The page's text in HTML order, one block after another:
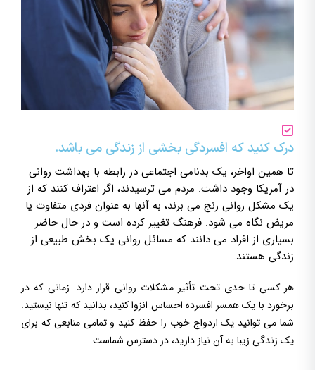
درک کنید که افسردگی بخشی از زندگی می باشد.
تا همین اواخر، یک بدنامی اجتماعی در رابطه با بهداشت روانی
در آمریکا وجود داشت. مردم می ترسیدند، اگر اعتراف کنند که از
یک مشکل روانی رنج می برند، به آنها به عنوان فردی متفاوت یا
مریض نگاه می شود. فرهنگ تغییر کرده است و در حال حاضر
بسیاری از افراد می دانند که مسائل روانی یک بخش طبیعی از
زندگی هستند.
هر کسی تا حدی تحت تأثیر مشکلات روانی قرار دارد. زمانی که در
برخورد با یک همسر افسرده احساس انزوا کنید، بدانید که تنها نیستید.
شما می توانید یک ازدواج خوب را حفظ کنید و تمامی منابعی که برای
یک زندگی زیبا به آن نیاز دارید، در دسترس شماست.